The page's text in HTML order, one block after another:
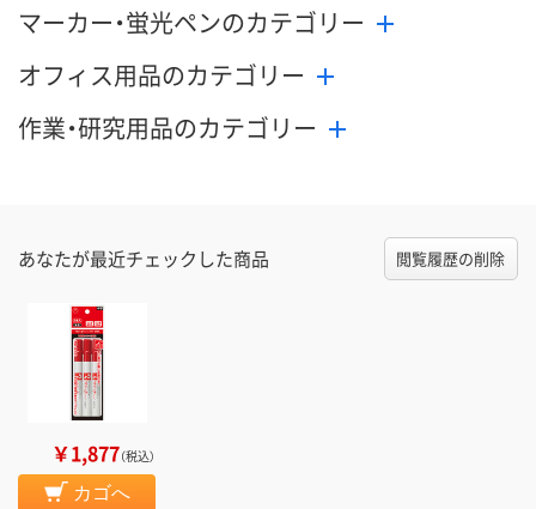
マーカー・蛍光ペンのカテゴリー
オフィス用品のカテゴリー
作業・研究用品のカテゴリー
あなたが最近チェックした商品 閲覧履歴の削除
￥1,877（税込）
カゴへ